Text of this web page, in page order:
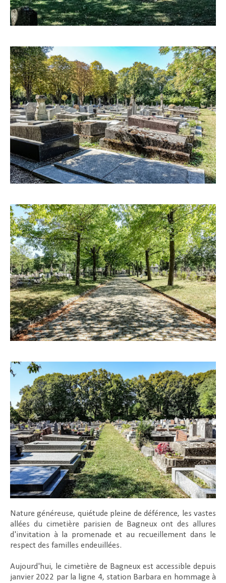
Nature généreuse, quiétude pleine de déférence, les vastes
allées du cimetière parisien de Bagneux ont des allures
d'invitation à la promenade et au recueillement dans le
respect des familles endeuillées.
Aujourd'hui, le cimetière de Bagneux est accessible depuis
janvier 2022 par la ligne 4, station Barbara en hommage à